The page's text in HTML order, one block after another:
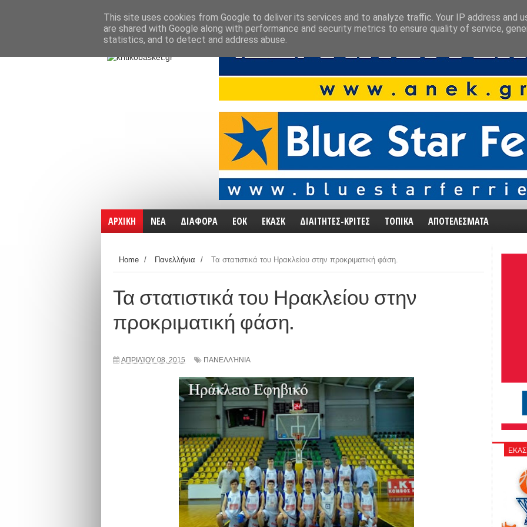
ΑΡΧΙΚΗ ΝΕΑ ΔΙΑΦΟΡΑ ΕΟΚ ΕΚΑΣΚ ΔΙΑΙΤΗΤΕΣ-ΚΡΙΤΕΣ ΤΟΠΙΚΑ ΑΠΟΤΕΛΕΣΜΑΤΑ
Home / Πανελλήνια / Τα στατιστικά του Ηρακλείου στην προκριματική φάση.
Τα στατιστικά του Ηρακλείου στην
προκριματική φάση.
ΑΠΡΙΛΊΟΥ 08, 2015 ΠΑΝΕΛΛΉΝΙΑ
This site uses cookies from Google to deliver its services and to analyze traffic. Your IP address and
are shared with Google along with performance and security metrics to ensure quality of service,
statistics, and to detect and address abuse.